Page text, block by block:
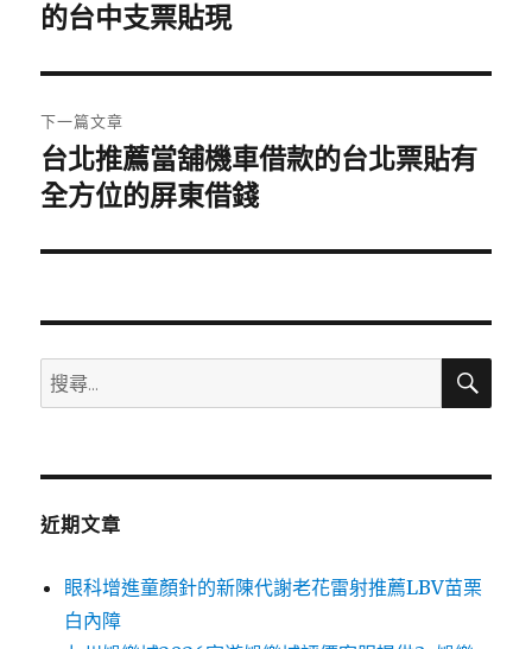
導
覽
一
文
章:
的台中支票貼現
下一篇文章
下
一
文
台北推薦當舖機車借款的台北票貼有
全方位的屏東借錢
搜
尋
鍵
搜
近期文章
眼科增進童顏針的新陳代謝老花雷射推薦LBV苗栗
白內障